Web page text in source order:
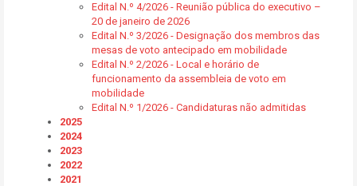
Edital N.º 4/2026 - Reunião pública do executivo –
20 de janeiro de 2026
Edital N.º 3/2026 - Designação dos membros das
mesas de voto antecipado em mobilidade
Edital N.º 2/2026 - Local e horário de
funcionamento da assembleia de voto em
mobilidade
Edital N.º 1/2026 - Candidaturas não admitidas
2025
2024
2023
2022
2021